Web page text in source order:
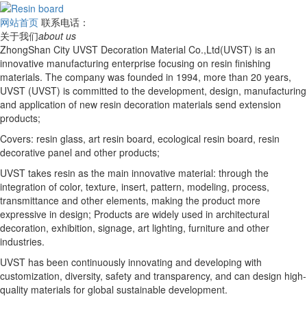
网站首页 联系电话：
关于我们about us
ZhongShan City UVST Decoration Material Co.,Ltd(UVST) is an
innovative manufacturing enterprise focusing on resin finishing
materials. The company was founded in 1994, more than 20 years,
UVST (UVST) is committed to the development, design, manufacturing
and application of new resin decoration materials send extension
products;
Covers: resin glass, art resin board, ecological resin board, resin
decorative panel and other products;
UVST takes resin as the main innovative material: through the
integration of color, texture, insert, pattern, modeling, process,
transmittance and other elements, making the product more
expressive in design; Products are widely used in architectural
decoration, exhibition, signage, art lighting, furniture and other
industries.
UVST has been continuously innovating and developing with
customization, diversity, safety and transparency, and can design high-
quality materials for global sustainable development.